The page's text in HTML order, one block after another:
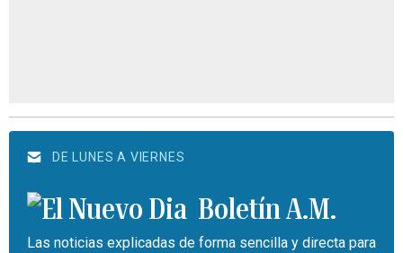
DE LUNES A VIERNES
Boletín A.M.
Las noticias explicadas de forma sencilla y directa para